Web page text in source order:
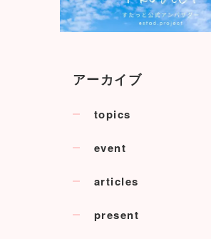
アーカイブ
topics
event
articles
present